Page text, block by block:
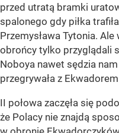
przed utratą bramki
spalonego gdy piłka
Przemysława Tytonia.
obrońcy tylko przyglądali
Noboya nawet sędzia
przegrywała z
II połowa zaczęła się
że Polacy nie znajdą